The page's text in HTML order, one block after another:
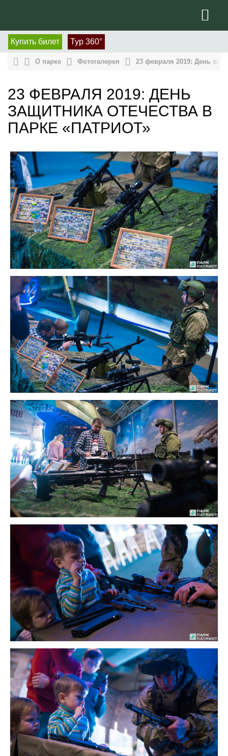
Купить билет Тур 360°
О парке Фотогалерея 23 февраля 2019: День
23 ФЕВРАЛЯ 2019: ДЕНЬ
ЗАЩИТНИКА ОТЕЧЕСТВА В
ПАРКЕ «ПАТРИОТ»